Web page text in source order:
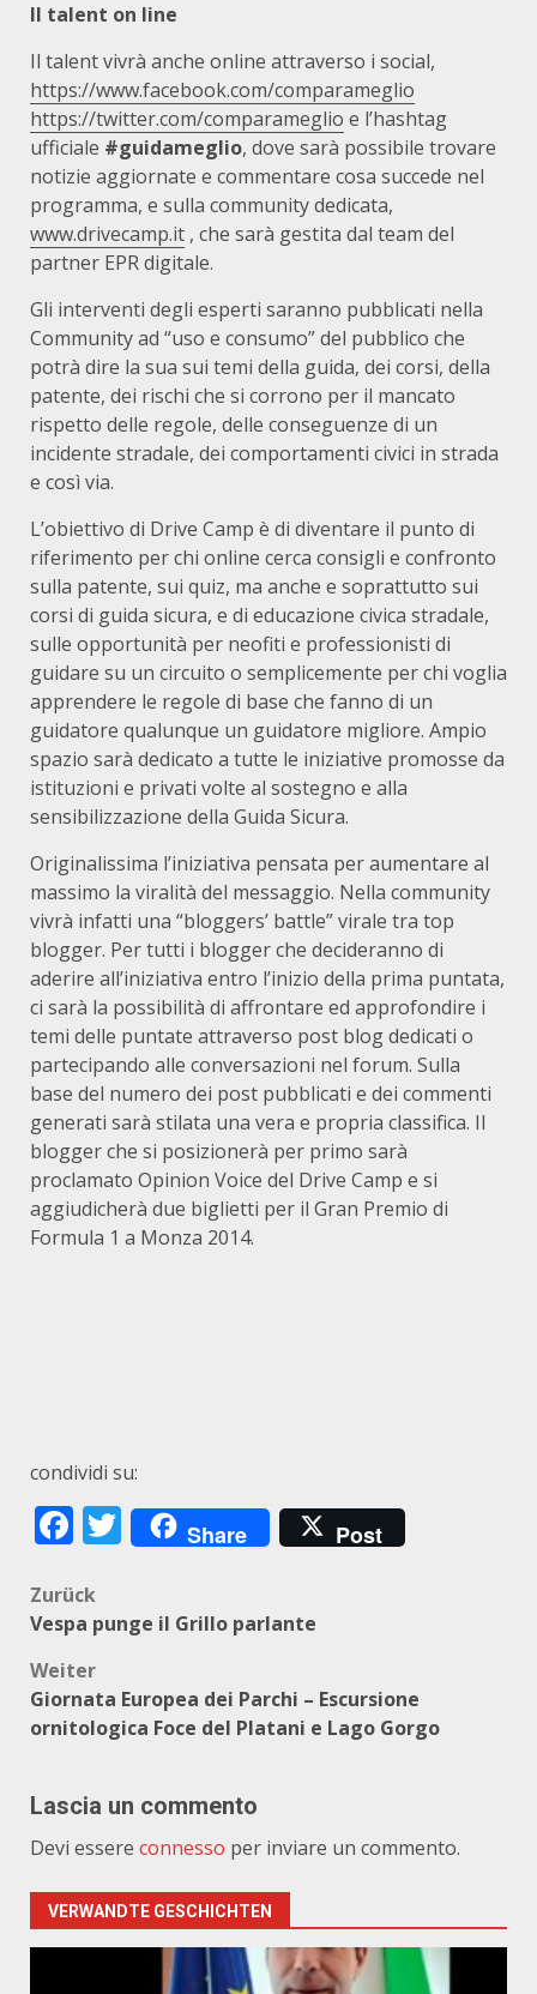
Il talent on line
Il talent vivrà anche online attraverso i social,
https://www.facebook.com/comparameglio
https://twitter.com/comparameglio e l’hashtag
ufficiale #guidameglio, dove sarà possibile trovare
notizie aggiornate e commentare cosa succede nel
programma, e sulla community dedicata,
www.drivecamp.it , che sarà gestita dal team del
partner EPR digitale.
Gli interventi degli esperti saranno pubblicati nella
Community ad “uso e consumo” del pubblico che
potrà dire la sua sui temi della guida, dei corsi, della
patente, dei rischi che si corrono per il mancato
rispetto delle regole, delle conseguenze di un
incidente stradale, dei comportamenti civici in strada
e così via.
L’obiettivo di Drive Camp è di diventare il punto di
riferimento per chi online cerca consigli e confronto
sulla patente, sui quiz, ma anche e soprattutto sui
corsi di guida sicura, e di educazione civica stradale,
sulle opportunità per neofiti e professionisti di
guidare su un circuito o semplicemente per chi voglia
apprendere le regole di base che fanno di un
guidatore qualunque un guidatore migliore. Ampio
spazio sarà dedicato a tutte le iniziative promosse da
istituzioni e privati volte al sostegno e alla
sensibilizzazione della Guida Sicura.
Originalissima l’iniziativa pensata per aumentare al
massimo la viralità del messaggio. Nella community
vivrà infatti una “bloggers’ battle” virale tra top
blogger. Per tutti i blogger che decideranno di
aderire all’iniziativa entro l’inizio della prima puntata,
ci sarà la possibilità di affrontare ed approfondire i
temi delle puntate attraverso post blog dedicati o
partecipando alle conversazioni nel forum. Sulla
base del numero dei post pubblicati e dei commenti
generati sarà stilata una vera e propria classifica. Il
blogger che si posizionerà per primo sarà
proclamato Opinion Voice del Drive Camp e si
aggiudicherà due biglietti per il Gran Premio di
Formula 1 a Monza 2014.
condividi su:
Facebook
Twitter
Share Post
Beitragsnavigation
Zurück
Vespa punge il Grillo parlante
Weiter
Giornata Europea dei Parchi – Escursione
ornitologica Foce del Platani e Lago Gorgo
Lascia un commento
Devi essere connesso per inviare un commento.
VERWANDTE GESCHICHTEN